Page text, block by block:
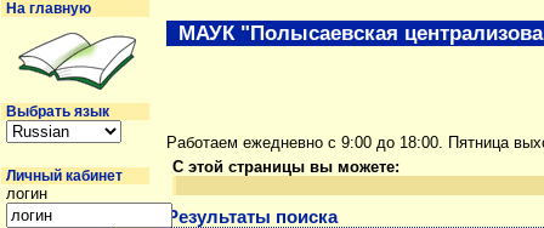
Работаем ежедневно с 9:00 до 18:00. Пятница
С этой страницы вы можете:
Результаты поиска
МАУК "Полысаевская
На главную
Выбрать язык
Личный кабинет
логин